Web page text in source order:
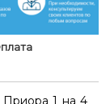
1 на 4